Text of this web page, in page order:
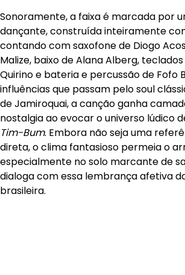
Sonoramente, a faixa é marcada por
dançante, construída inteiramente
contando com saxofone de Diogo
Malize, baixo de Alana Alberg,
Quirino e bateria e percussão de Fofo
influências que passam pelo soul
de Jamiroquai, a canção ganha
nostalgia ao evocar o universo lúdico
Tim-Bum. Embora não seja uma
direta, o clima fantasioso permeia o
especialmente no solo marcante de
dialoga com essa lembrança afetiva
brasileira.